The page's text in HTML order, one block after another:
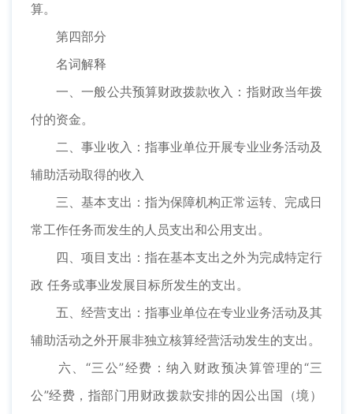
算。
第四部分
名词解释
一、一般公共预算财政拨款收入：指财政当年拨
付的资金。
二、事业收入：指事业单位开展专业业务活动及
辅助活动取得的收入
三、基本支出：指为保障机构正常运转、完成日
常工作任务而发生的人员支出和公用支出。
四、项目支出：指在基本支出之外为完成特定行
政 任务或事业发展目标所发生的支出。
五、经营支出：指事业单位在专业业务活动及其
辅助活动之外开展非独立核算经营活动发生的支出。
六、“三公”经费：纳入财政预决算管理的“三
公”经费，指部门用财政拨款安排的因公出国（境）